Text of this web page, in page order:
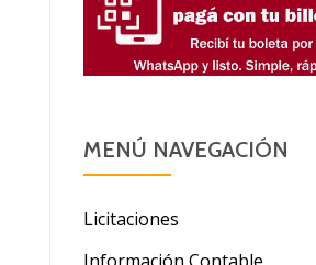
MENÚ NAVEGACIÓN
Licitaciones